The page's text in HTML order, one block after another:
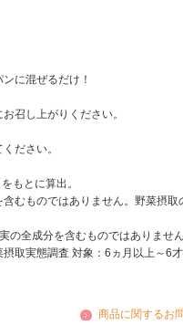
に混ぜるだけ！
召し上がりください。
ださい。
もとに算出。
むものではありません。野菜摂取
の全成分を含むものではありません
取実態調査 対象：6ヵ月以上～6
商品に関するお